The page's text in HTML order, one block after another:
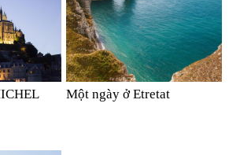
Một ngày ở Etretat